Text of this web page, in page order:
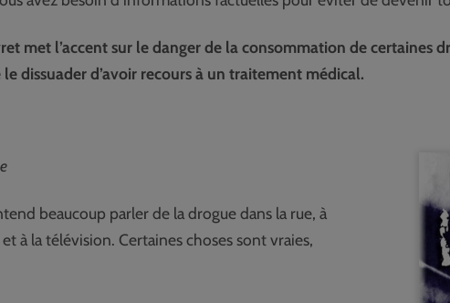
met l’accent sur le danger de la consommation de certaines
dissuader d’avoir recours à un traitement médical.
beaucoup parler de la drogue dans la rue, à
à la télévision. Certaines choses sont vraies,